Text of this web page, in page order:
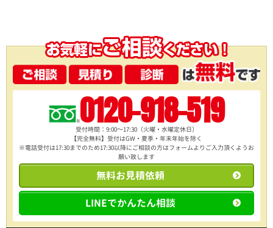
0120-918-519
受付時間：9:00～17:30（火曜・水曜定休日）
【完全無料】受付はGW・夏季・年末年始を除く
※電話受付は17:30までのため17:30以降にご相談の方はフォームよりご入力頂くようお
願い致します
無料お見積依頼
LINEでかんたん相談